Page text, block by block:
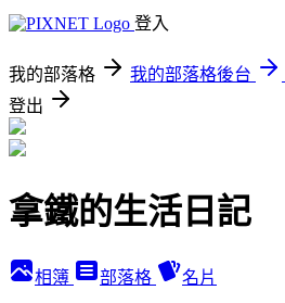
登入
我的部落格 我的部落格後台
登出
拿鐵的生活日記
相簿 部落格 名片